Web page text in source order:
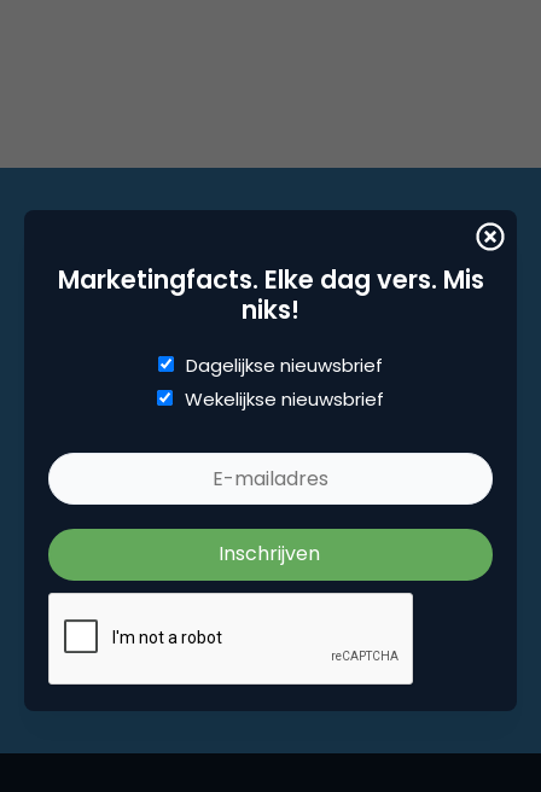
Marketingfacts. Elke dag vers. Mis
niks!
Dagelijkse nieuwsbrief
Wekelijkse nieuwsbrief
Marketingfacts. Elke dag vers. Mis niks!
Wekelijkse nieuwsbrief